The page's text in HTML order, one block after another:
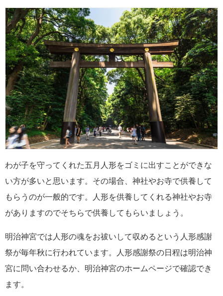
わが子を守ってくれた五月人形をゴミに出すことができな
い方が多いと思います。その場合、神社やお寺で供養して
もらうのが一般的です。人形を供養してくれる神社やお寺
がありますのでそちらで供養してもらいましょう。
明治神宮では人形の魂をお祓いして収めるという人形感謝
祭が毎年秋に行われています。人形感謝祭の日程は明治神
宮に問い合わせるか、明治神宮のホームページで確認でき
ます。